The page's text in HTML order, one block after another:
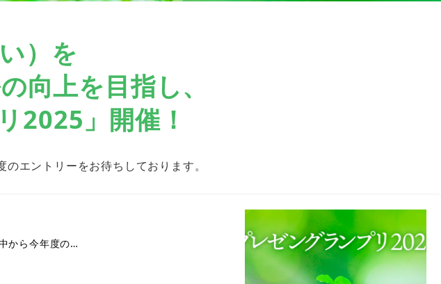
）を
向上を目指し、
2025」開催！
エントリーをお待ちしております。
から今年度の…